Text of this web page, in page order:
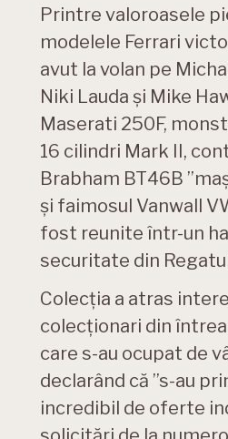
Printre valoroasele
modelele Ferrari
avut la volan pe
Niki Lauda și Mike
Maserati 250F,
16 cilindri Mark II,
Brabham BT46B
și faimosul Vanwall
fost reunite într-un
securitate din
Colecția a atras
colecționari din
care s-au ocupat de
declarând că ”s-au
incredibil de oferte